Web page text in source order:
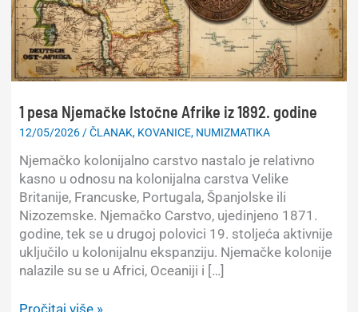
1 pesa Njemačke Istočne Afrike iz 1892. godine
12/05/2026 /ČLANAK, KOVANICE, NUMIZMATIKA
Njemačko kolonijalno carstvo nastalo je relativno
kasno u odnosu na kolonijalna carstva Velike
Britanije, Francuske, Portugala, Španjolske ili
Nizozemske. Njemačko Carstvo, ujedinjeno 1871.
godine, tek se u drugoj polovici 19. stoljeća aktivnije
uključilo u kolonijalnu ekspanziju. Njemačke kolonije
nalazile su se u Africi, Oceaniji i […]
1